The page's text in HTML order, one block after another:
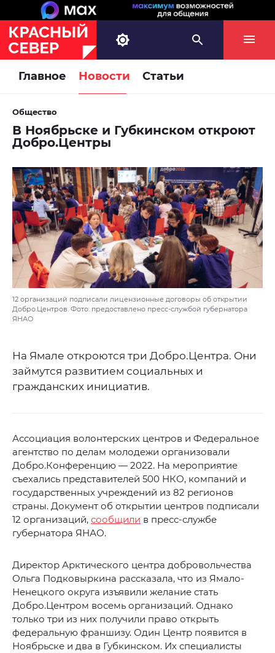
Главное Новости Статьи
Общество
В Ноябрьске и Губкинском откроют
Добро.Центры
12 организаций подписали лицензионные договоры об открытии
Добро.Центров. Фото: предоставлено пресс-службой губернатора
ЯНАО
На Ямале откроются три Добро.Центра. Они
займутся развитием социальных и
гражданских инициатив.
Ассоциация волонтерских центров и Федеральное
агентство по делам молодежи организовали
Добро.Конференцию — 2022. На мероприятие
съехались представителей 500 НКО, компаний и
государственных учреждений из 82 регионов
страны. Документ об открытии центров подписали
12 организаций, сообщили в пресс-службе
губернатора ЯНАО.
Директор Арктического центра добровольчества
Ольга Подковыркина рассказала, что из Ямало-
Ненецкого округа изъявили желание стать
Добро.Центром восемь организаций. Однако
только три из них получили право открыть
федеральную франшизу. Один Центр появится в
Ноябрьске и два в Губкинском. Их специалисты